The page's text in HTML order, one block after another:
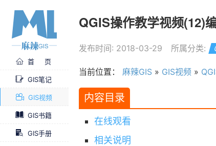
首 页
GIS笔记
GIS视频
GIS书籍
GIS手册
QGIS操作教学视频(12)
发布时间: 2018-03-29 所属分类:
当前位置： 麻辣GIS » GIS视频 »
内容目录
在线观看
相关说明